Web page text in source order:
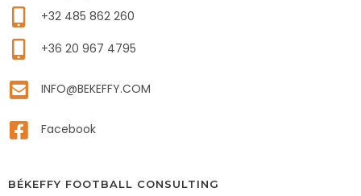
+32 485 862 260
+36 20 967 4795
INFO@BEKEFFY.COM
Facebook
BÉKEFFY FOOTBALL CONSULTING